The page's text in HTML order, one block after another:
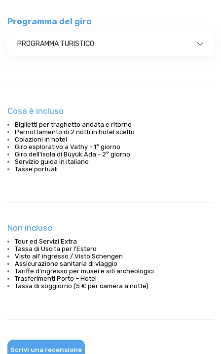
Programma del giro
PROGRAMMA TURISTICO
Cosa è incluso
Biglietti per traghetto andata e ritorno
Pernottamento di 2 notti in hotel scelto
Colazioni in hotel
Giro esplorativo a Vathy - 1° giorno
Giro dell'isola di Büyük Ada - 2° giorno
Servizio guida in italiano
Tasse portuali
Non incluso
Tour ed Servizi Extra
Tassa di Uscita per l'Estero
Visto all' ingresso / Visto Schengen
Assicurazione sanitaria di viaggio
Tariffe d'ingresso per musei e siti archeologici
Trasferimenti Porto – Hotel
Tassa di soggiorno (5 € per camera a notte)
Scrivi una recensione